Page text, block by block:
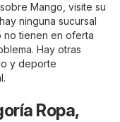
Mango, visite su
ninguna sucursal
no tienen en oferta
Hay otras
y deporte
.
Ropa,